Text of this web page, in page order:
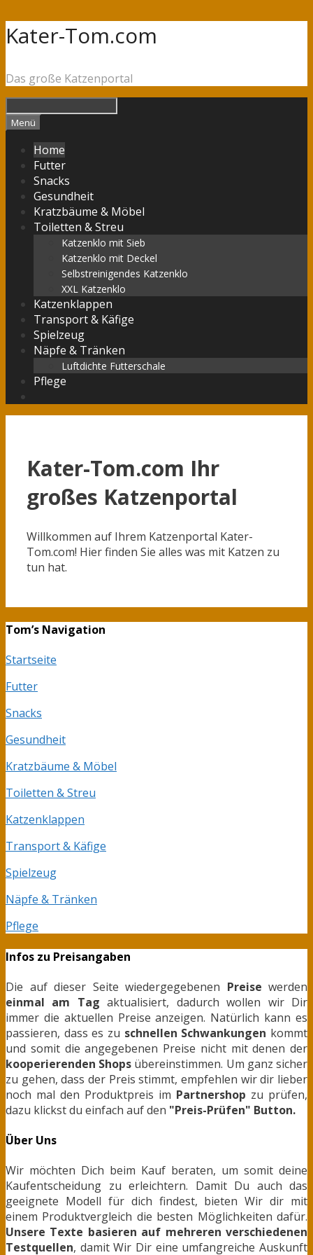
Springe
zum
Kater-Tom.com
Das große Katzenportal
Suchen
Menü
Home
Futter
Snacks
Gesundheit
Kratzbäume & Möbel
Toiletten & Streu
Katzenklo mit Sieb
Katzenklo mit Deckel
Selbstreinigendes Katzenklo
XXL Katzenklo
Katzenklappen
Transport & Käfige
Spielzeug
Näpfe & Tränken
Luftdichte Futterschale
Pflege
Kater-Tom.com Ihr
großes Katzenportal
Willkommen auf Ihrem Katzenportal Kater-
Tom.com! Hier finden Sie alles was mit Katzen zu
tun hat.
Tom’s Navigation
Startseite
Futter
Snacks
Gesundheit
Kratzbäume & Möbel
Toiletten & Streu
Katzenklappen
Transport & Käfige
Spielzeug
Näpfe & Tränken
Pflege
Infos zu Preisangaben
Die auf dieser Seite wiedergegebenen Preise werden
einmal am Tagaktualisiert, dadurch wollen wir Dir
immer die aktuellen Preise anzeigen. Natürlich kann es
passieren, dass es zu schnellen Schwankungen kommt
und somit die angegebenen Preise nicht mit denen der
kooperierenden Shops übereinstimmen. Um ganz sicher
zu gehen, dass der Preis stimmt, empfehlen wir dir lieber
noch mal den Produktpreis im Partnershop zu prüfen,
dazu klickst du einfach auf den "Preis-Prüfen" Button.
Über Uns
Wir möchten Dich beim Kauf beraten, um somit deine
Kaufentscheidung zu erleichtern. Damit Du auch das
geeignete Modell für dich findest, bieten Wir dir mit
einem Produktvergleich die besten Möglichkeiten dafür.
Unsere Texte basieren auf mehreren verschiedenen
Testquellen, damit Wir Dir eine umfangreiche Auskunft